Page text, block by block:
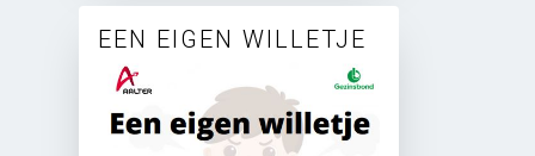
EEN EIGEN WILLETJE